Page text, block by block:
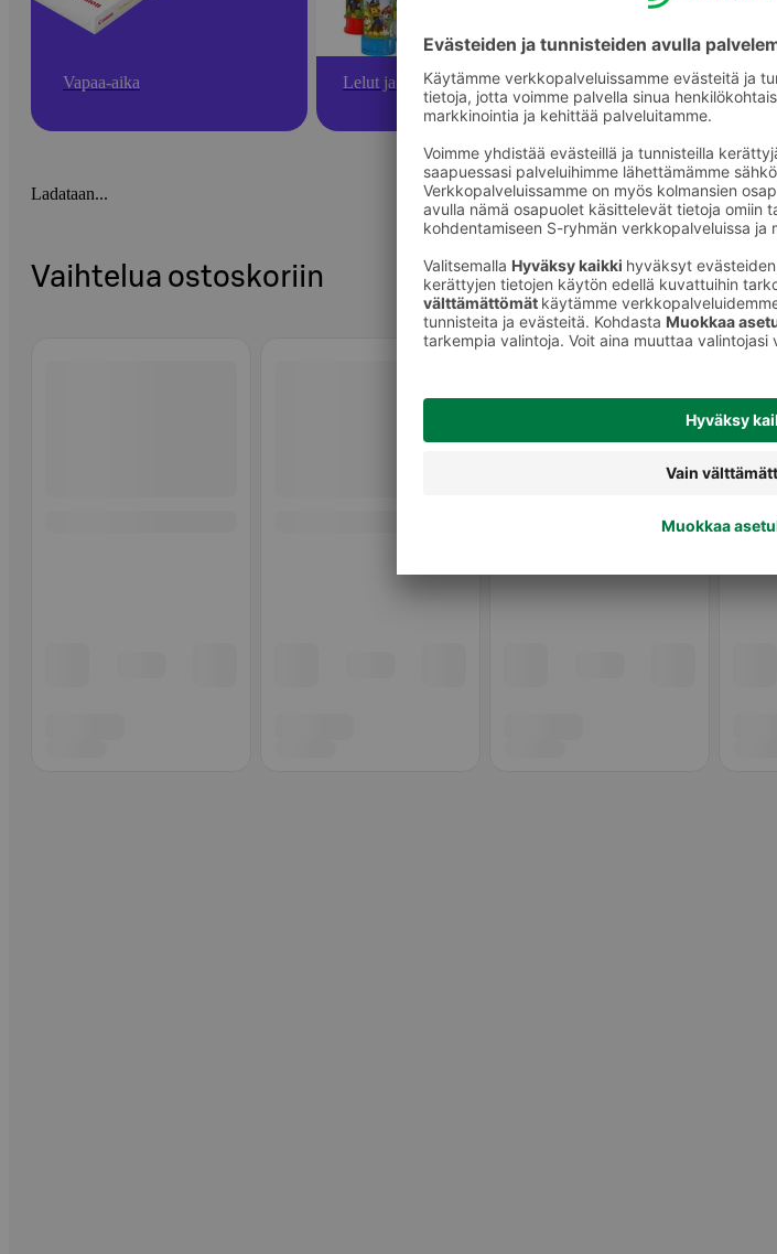
Vapaa-aika Lelut ja pelit Ulkopelit
Ladataan...
Vaihtelua ostoskoriin